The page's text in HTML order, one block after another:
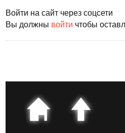
Войти на сайт через соцсети
Вы должны войти чтобы